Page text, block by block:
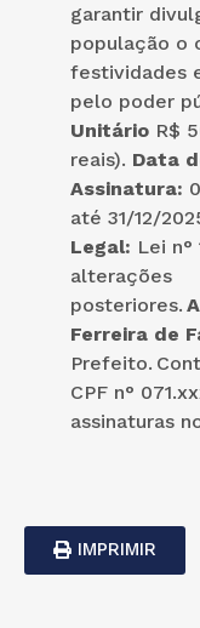
garantir
população o
festividades
pelo poder
Unitário R$
reais). Data
Assinatura:
até 31/12/
Legal: Lei n°
alterações
posteriores.
Ferreira de
Prefeito.
CPF n°
assinaturas
IMPRIMIR